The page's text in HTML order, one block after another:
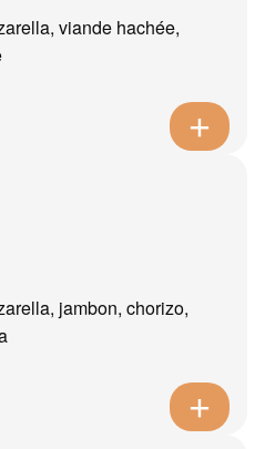
viande hachée,
jambon, chorizo,